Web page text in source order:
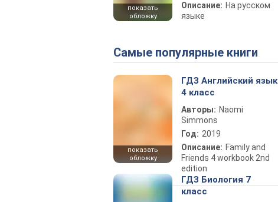
показать
обложку
Описание: На русском
языке
Самые популярные книги
показать
обложку
ГДЗ Английский язык
4 класс
Авторы: Naomi
Simmons
Год: 2019
Описание: Family and
Friends 4 workbook 2nd
edition
ГДЗ Биология 7
класс